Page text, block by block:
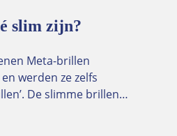
slim zijn?
Meta-brillen
werden ze zelfs
De slimme brillen…